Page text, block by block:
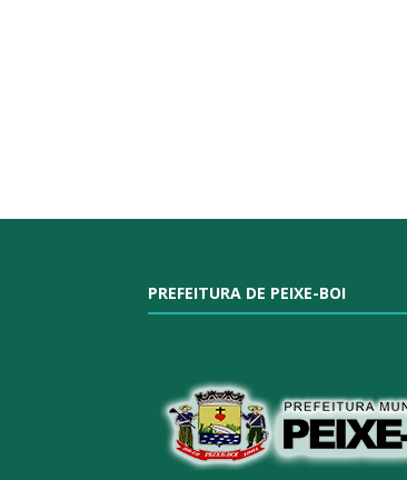
PREFEITURA DE PEIXE-BOI